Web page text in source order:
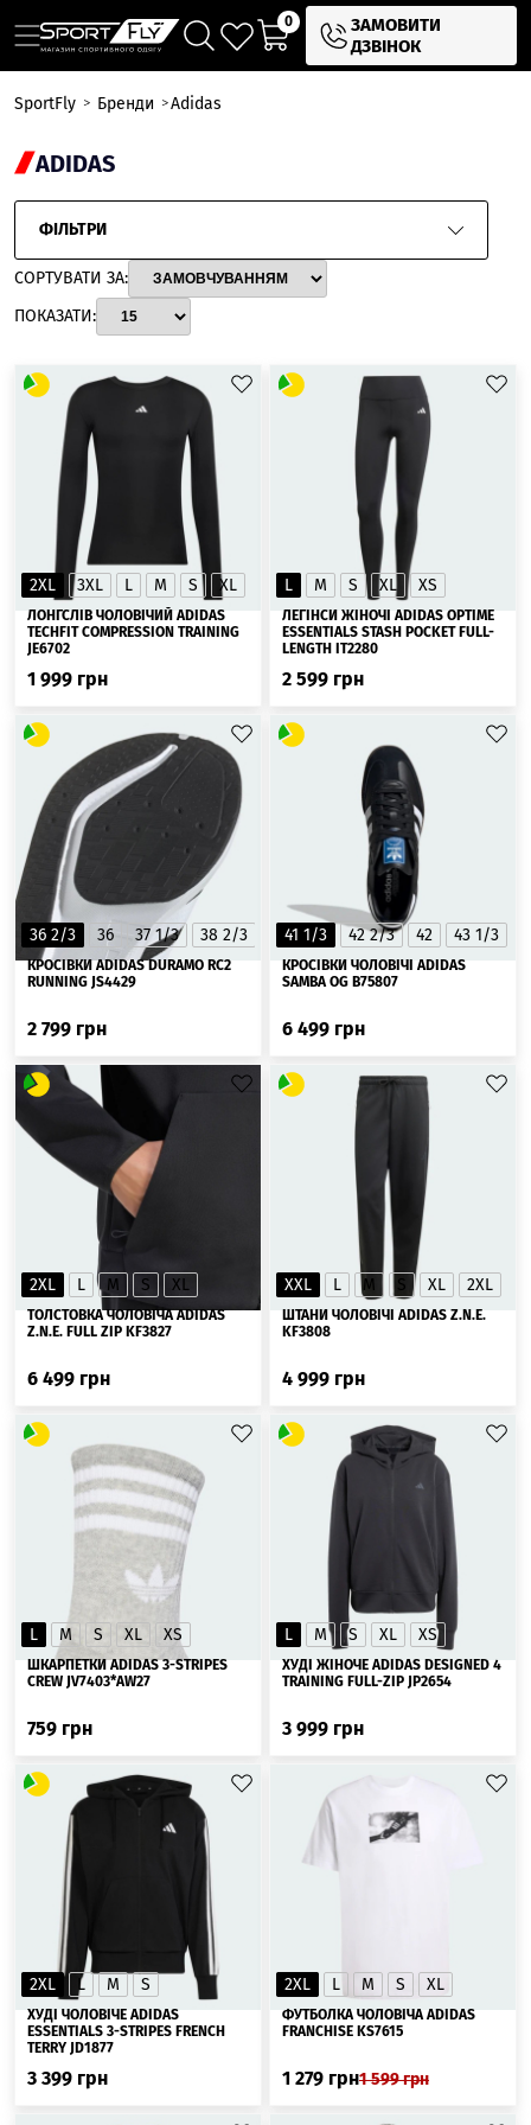
0
ЗАМОВИТИ
ДЗВІНОК
SportFly Бренди Adidas
ADIDAS
ФІЛЬТРИ
СОРТУВАТИ ЗА:
ПОКАЗАТИ:
2XL 3XL L M S XL
ЛОНГСЛІВ ЧОЛОВІЧИЙ ADIDAS
TECHFIT COMPRESSION TRAINING
JE6702
1 999 грн
L M S XL XS
ЛЕГІНСИ ЖІНОЧІ ADIDAS OPTIME
ESSENTIALS STASH POCKET FULL-
LENGTH IT2280
2 599 грн
36 2/3 36 37 1/3 38 2/3 38 39 1/3 40 2/3 40 41 1/3
КРОСІВКИ ADIDAS DURAMO RC2
RUNNING JS4429
2 799 грн
41 1/3 42 2/3 42 43 1/3
КРОСІВКИ ЧОЛОВІЧІ ADIDAS
SAMBA OG B75807
6 499 грн
2XL L M S XL
ТОЛСТОВКА ЧОЛОВІЧА ADIDAS
Z.N.E. FULL ZIP KF3827
6 499 грн
XXL L M S XL 2XL
ШТАНИ ЧОЛОВІЧІ ADIDAS Z.N.E.
KF3808
4 999 грн
L M S XL XS
ШКАРПЕТКИ ADIDAS 3-STRIPES
CREW JV7403*AW27
759 грн
L M S XL XS
ХУДІ ЖІНОЧЕ ADIDAS DESIGNED 4
TRAINING FULL-ZIP JP2654
3 999 грн
2XL L M S
ХУДІ ЧОЛОВІЧЕ ADIDAS
ESSENTIALS 3-STRIPES FRENCH
TERRY JD1877
3 399 грн
2XL L M S XL
ФУТБОЛКА ЧОЛОВІЧА ADIDAS
FRANCHISE KS7615
1 279 грн1 599грн